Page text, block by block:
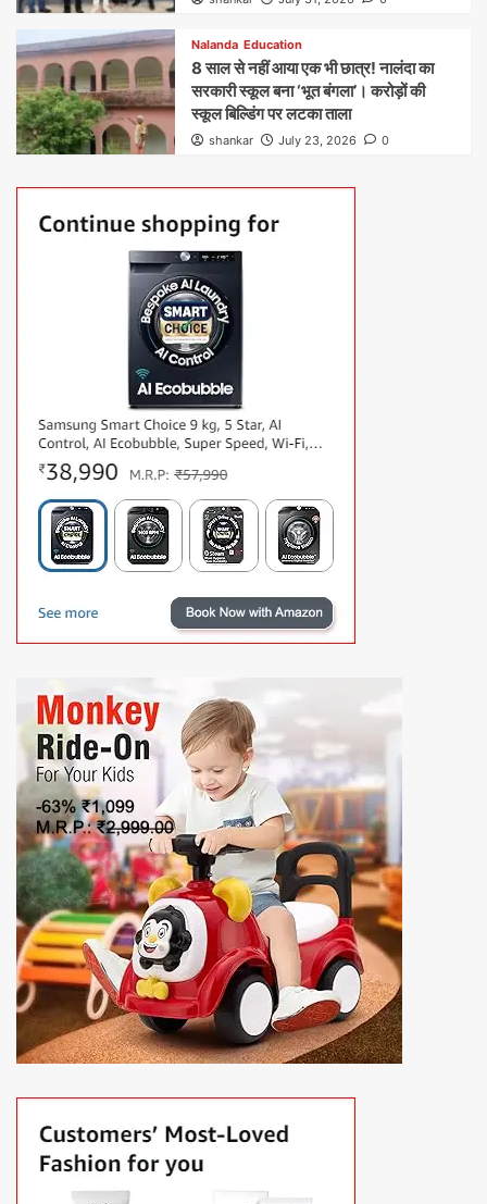
Nalanda Education
8 साल से नहीं आया एक भी छात्र! नालंदा का
सरकारी स्कूल बना ‘भूत बंगला’। करोड़ों की
स्कूल बिल्डिंग पर लटका ताला
shankar July 23, 2026 0